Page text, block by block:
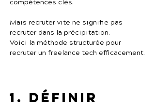
compétences clés.
Mais recruter vite ne signifie pas
recruter dans la précipitation.
Voici la méthode structurée pour
recruter un freelance tech efficacement.
1. Définir